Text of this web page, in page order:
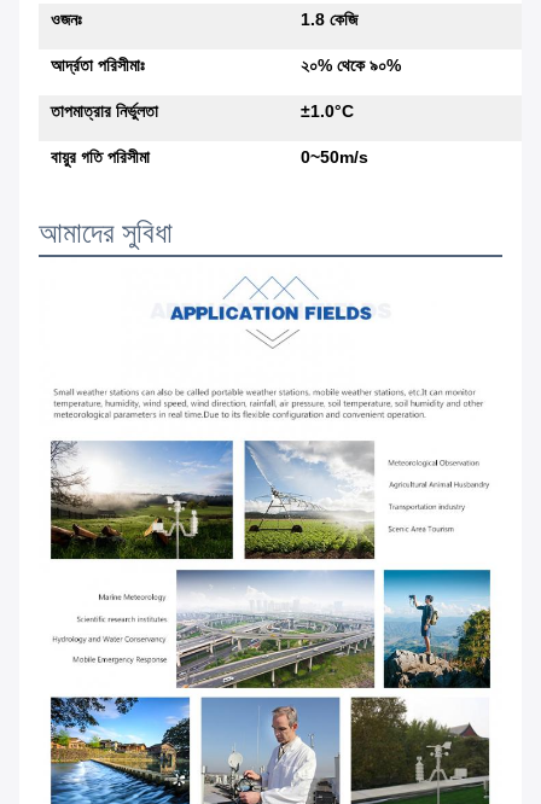
ওজনঃ 1.8 কেজি
আর্দ্রতা পরিসীমাঃ ২০% থেকে ৯০%
তাপমাত্রার নির্ভুলতা ±1.0°C
বায়ুর গতি পরিসীমা 0~50m/s
আমাদের সুবিধা